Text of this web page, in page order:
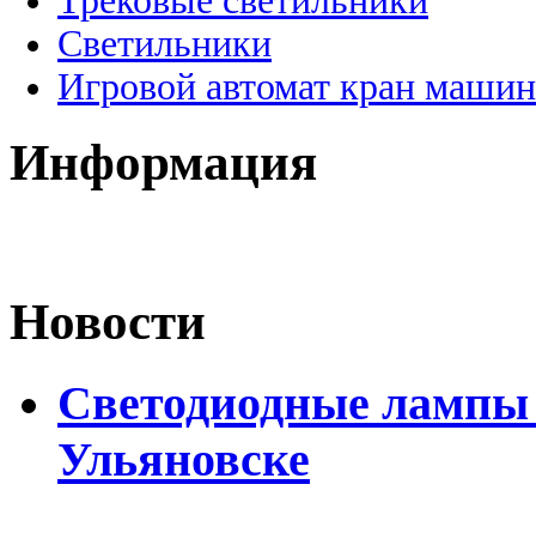
Светильники
Игровой автомат кран
Информация
Новости
Светодиодные
Ульяновске